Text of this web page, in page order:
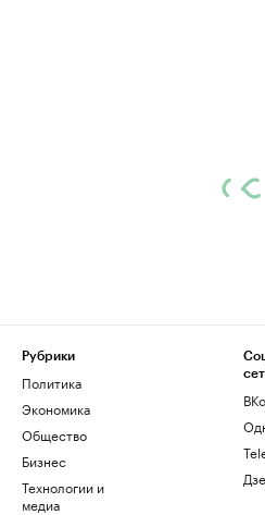
Рубрики
Политика
Экономика
Общество
Бизнес
Технологии и
медиа